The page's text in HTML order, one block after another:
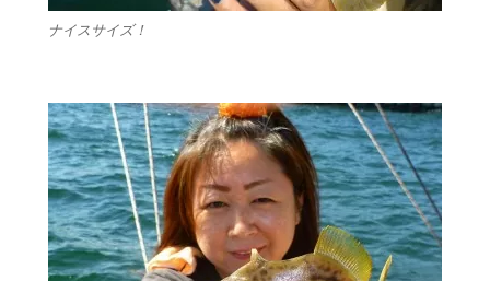
ナイスサイズ！